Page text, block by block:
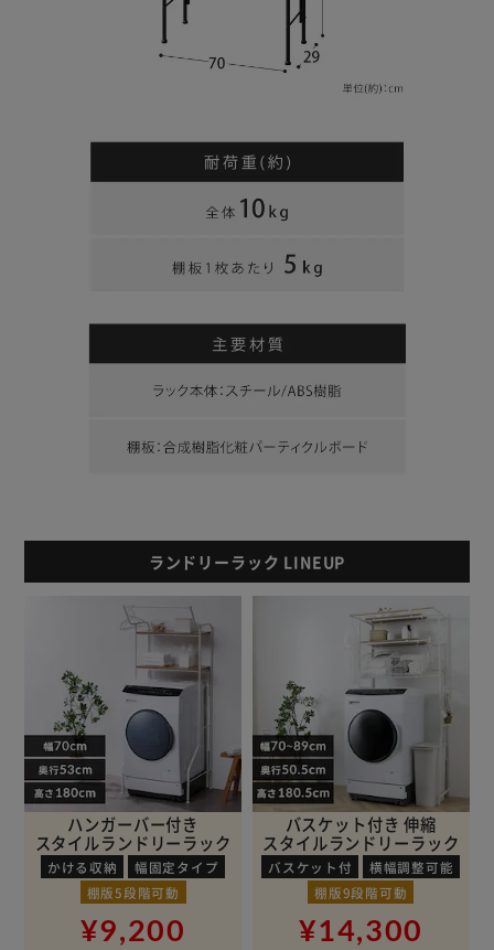
ランドリーラック LINEUP
ハンガーバー付き
スタイルランドリーラック
かける収納
幅固定タイプ
棚版5段階可動
¥9,200
バスケット付き 伸縮
スタイルランドリーラック
バスケット付
横幅調整可能
棚版9段階可動
¥14,300